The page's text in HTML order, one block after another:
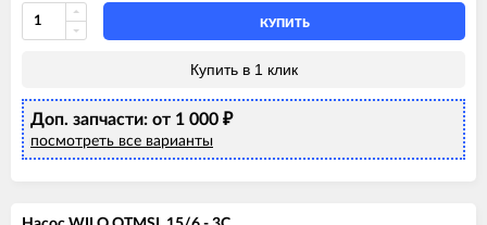
КУПИТЬ
Купить в 1 клик
Доп. запчасти: от 1 000 ₽
посмотреть все варианты